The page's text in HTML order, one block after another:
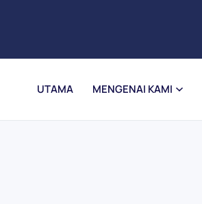
UTAMA MENGENAI KAMI